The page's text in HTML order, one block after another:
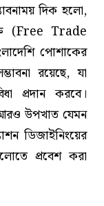
দিক হলো,
(Free Trade
পোশাকের
রয়েছে, যা
প্রদান করবে।
আরও উপখাত যেমন
ডিজাইনিংয়ের
প্রবেশ করা